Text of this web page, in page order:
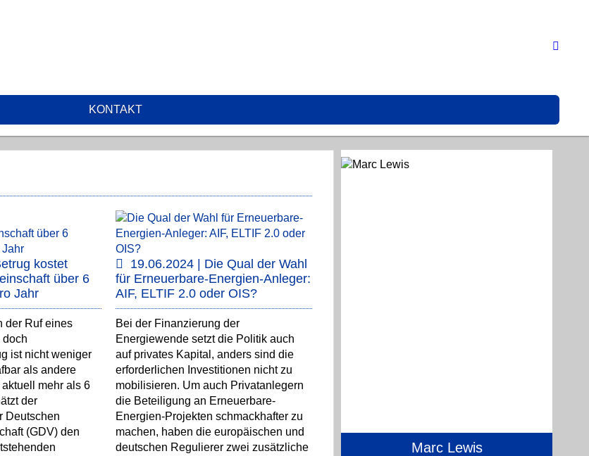
KONTAKT
Marc Lewis
kostet
über 6
Jahr
der Ruf eines
doch
ist nicht weniger
als andere
mehr als 6
der
Deutschen
(GDV) den
19.06.2024 | Die Qual der Wahl
für Erneuerbare-Energien-Anleger:
AIF, ELTIF 2.0 oder OIS?
Bei der Finanzierung der
Energiewende setzt die Politik auch
auf privates Kapital, anders sind die
erforderlichen Investitionen nicht zu
mobilisieren. Um auch Privatanlegern
die Beteiligung an Erneuerbare-
Energien-Projekten schmackhafter zu
machen, haben die europäischen und
deutschen Regulierer zwei zusätzliche